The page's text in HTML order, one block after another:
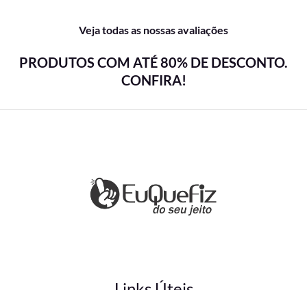
Veja todas as nossas avaliações
PRODUTOS COM ATÉ 80% DE DESCONTO.
CONFIRA!